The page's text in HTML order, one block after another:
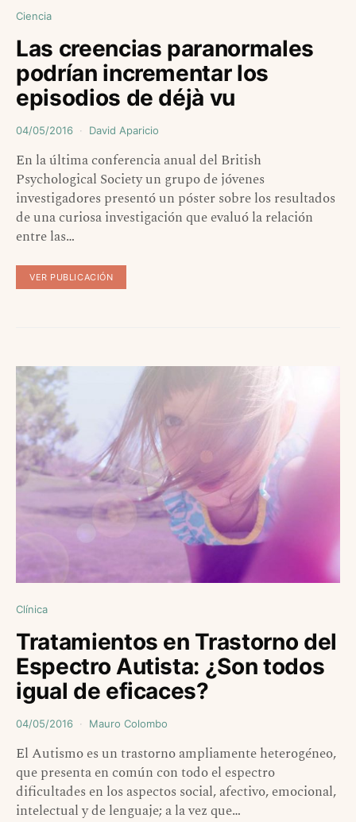
Ciencia
Las creencias paranormales
podrían incrementar los
episodios de déjà vu
04/05/2016 David Aparicio
En la última conferencia anual del British
Psychological Society un grupo de jóvenes
investigadores presentó un póster sobre los resultados
de una curiosa investigación que evaluó la relación
entre las…
VER PUBLICACIÓN
Clínica
Tratamientos en Trastorno del
Espectro Autista: ¿Son todos
igual de eficaces?
04/05/2016 Mauro Colombo
El Autismo es un trastorno ampliamente heterogéneo,
que presenta en común con todo el espectro
dificultades en los aspectos social, afectivo, emocional,
intelectual y de lenguaje; a la vez que…